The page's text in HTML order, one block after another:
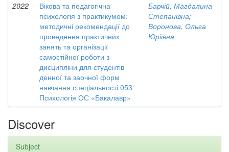
2022
Вікова та педагогічна
психологія з практикумом:
методичні рекомендації до
проведення практичних
занять та організації
самостійної роботи з
дисципліни для студентів
денної та заочної форм
навчання спеціальності 053
Психологія ОС «Бакалавр»
Барчій, Магдалина
Степанівна;
Воронова, Ольга
Юріївна
Discover
Subject